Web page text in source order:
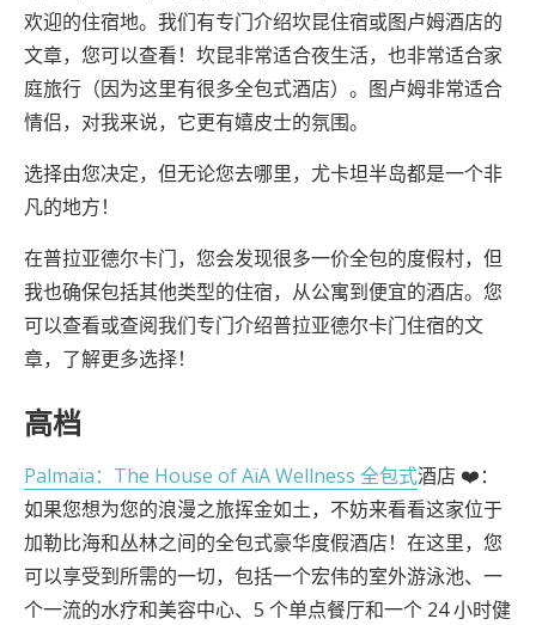
欢迎的住宿地。我们有专门介绍坎昆住宿或图卢姆酒店的
文章，您可以查看！坎昆非常适合夜生活，也非常适合家
庭旅行（因为这里有很多全包式酒店）。图卢姆非常适合
情侣，对我来说，它更有嬉皮士的氛围。
选择由您决定，但无论您去哪里，尤卡坦半岛都是一个非
凡的地方！
在普拉亚德尔卡门，您会发现很多一价全包的度假村，但
我也确保包括其他类型的住宿，从公寓到便宜的酒店。您
可以查看或查阅我们专门介绍普拉亚德尔卡门住宿的文
章，了解更多选择！
高档
Palmaïa：The House of AïA Wellness 全包式酒店 ❤️：
如果您想为您的浪漫之旅挥金如土，不妨来看看这家位于
加勒比海和丛林之间的全包式豪华度假酒店！在这里，您
可以享受到所需的一切，包括一个宏伟的室外游泳池、一
个一流的水疗和美容中心、5 个单点餐厅和一个 24 小时健